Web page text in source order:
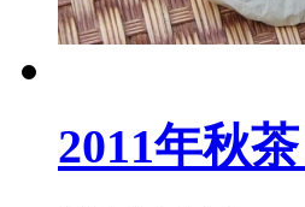
2011年秋